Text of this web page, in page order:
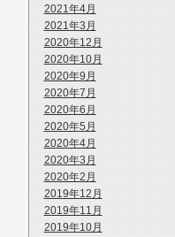
2021年4月
2021年3月
2020年12月
2020年10月
2020年9月
2020年7月
2020年6月
2020年5月
2020年4月
2020年3月
2020年2月
2019年12月
2019年11月
2019年10月